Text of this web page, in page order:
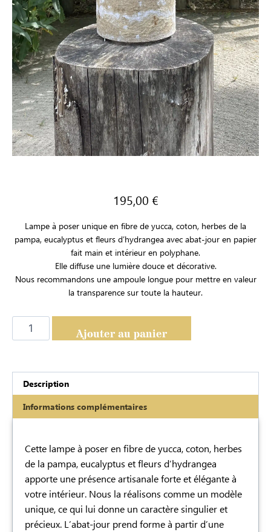
195,00 €
Lampe à poser unique en fibre de yucca, coton, herbes de la
pampa, eucalyptus et fleurs d’hydrangea avec abat-jour en papier
fait main et intérieur en polyphane.
Elle diffuse une lumière douce et décorative.
Nous recommandons une ampoule longue pour mettre en valeur
la transparence sur toute la hauteur.
Ajouter au panier
Description
Informations complémentaires
Cette lampe à poser en fibre de yucca, coton, herbes
de la pampa, eucalyptus et fleurs d’hydrangea
apporte une présence artisanale forte et élégante à
votre intérieur. Nous la réalisons comme un modèle
unique, ce qui lui donne un caractère singulier et
précieux. L’abat-jour prend forme à partir d’une